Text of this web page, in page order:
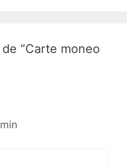
“Carte moneo